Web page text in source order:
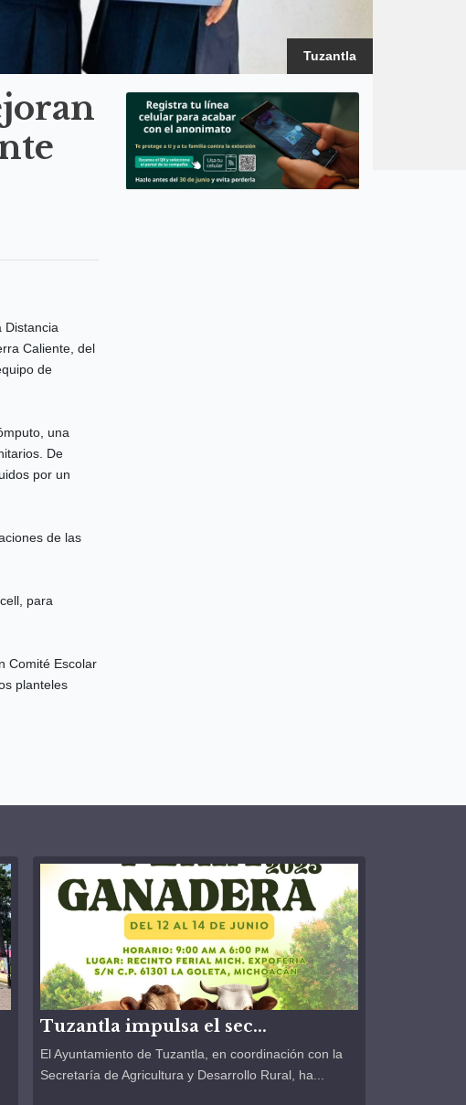
Tuzantla
Distancia
Caliente, del
de
una
De
por un
de las
para
Comité Escolar
planteles
Tuzantla impulsa el sec...
El Ayuntamiento de Tuzantla, en coordinación con la
Secretaría de Agricultura y Desarrollo Rural, ha...